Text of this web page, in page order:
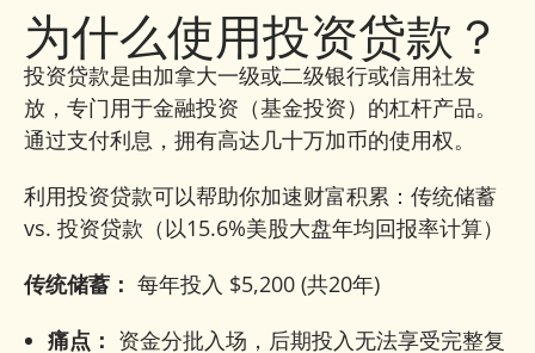
为什么使用投资贷款？
投资贷款是由加拿大一级或二级银行或信用社发
放，专门用于金融投资（基金投资）的杠杆产品。
通过支付利息，拥有高达几十万加币的使用权。
利用投资贷款可以帮助你加速财富积累：传统储蓄
vs. 投资贷款（以15.6%美股大盘年均回报率计算）
传统储蓄： 每年投入 $5,200 (共20年)
痛点： 资金分批入场，后期投入无法享受完整复